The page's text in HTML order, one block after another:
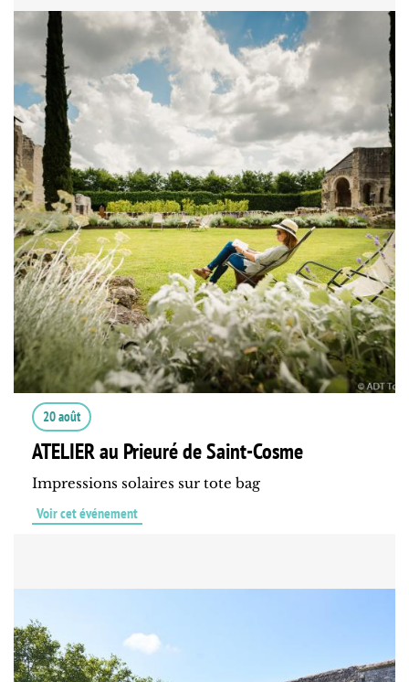
20 août
ATELIER au Prieuré de Saint-Cosme
Impressions solaires sur tote bag
Voir cet événement